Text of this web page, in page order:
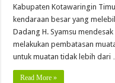
Kabupaten Kotawaringin
kenda­raan besar yang
Dadang H. Syamsu
melakukan pem­batasan
untuk muatan tidak lebih dari
Read More »